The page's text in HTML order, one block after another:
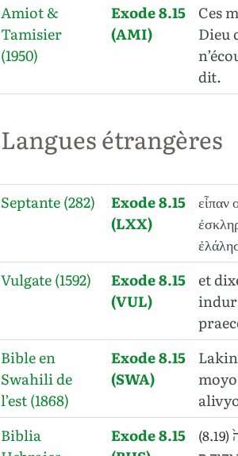
Amiot &
Tamisier
(1950)
Exode 8.15
(AMI)
Ces
Dieu
dit.
Langues étrangères
Septante (282)
Exode 8.15
(LXX)
εἶπαν
Vulgate (1592)
Exode 8.15
(VUL)
et
Bible en
Swahili de
l’est (1868)
Exode 8.15
(SWA)
Biblia
Exode 8.15
(8.19)וַיֹּאמְר֤וּ הַֽחַרְטֻמִּים֙ אֶל־פַּרְעֹ֔ה אֶצְבַּ֥ע אֱלֹהִ֖ים הִ֑וא וַיֶּחֱזַ֤ק לֵב־פַּרְעֹה֙